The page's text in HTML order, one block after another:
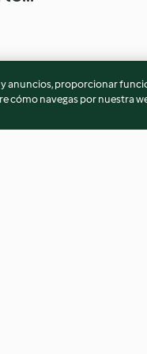
anuncios, proporcionar
navegas por nuestra